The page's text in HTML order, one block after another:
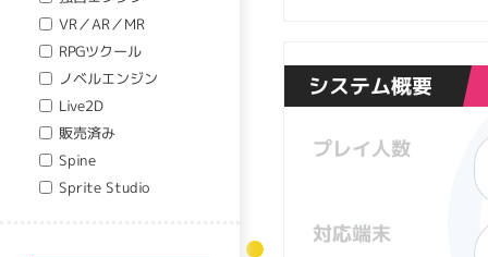
VR／AR／MR
RPGツクール
ノベルエンジン
Live2D
販売済み
Spine
Sprite Studio
システム概要
プレイ人数
対応端末